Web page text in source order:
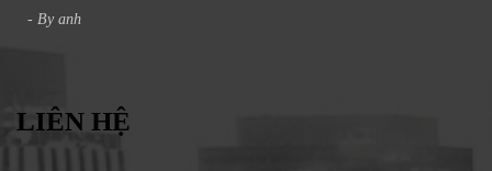
- By anh
LIÊN HỆ